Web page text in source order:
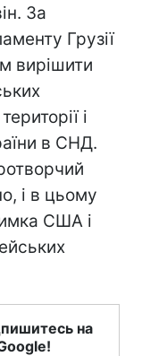
За
Грузії
вирішити
і
в СНД.
і в цьому
США і
на